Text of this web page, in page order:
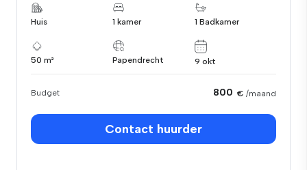
Huis 1 kamer 1 Badkamer
50 m² Papendrecht 9 okt
Budget 800 € /maand
Contact huurder